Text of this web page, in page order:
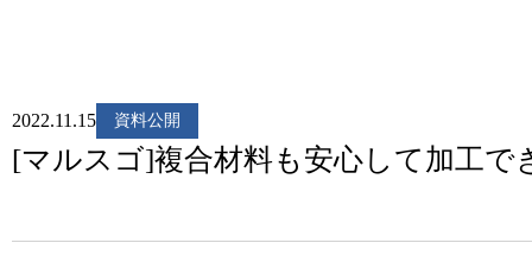
2022.11.15 資料公開
[マルスゴ]複合材料も安心して加工で